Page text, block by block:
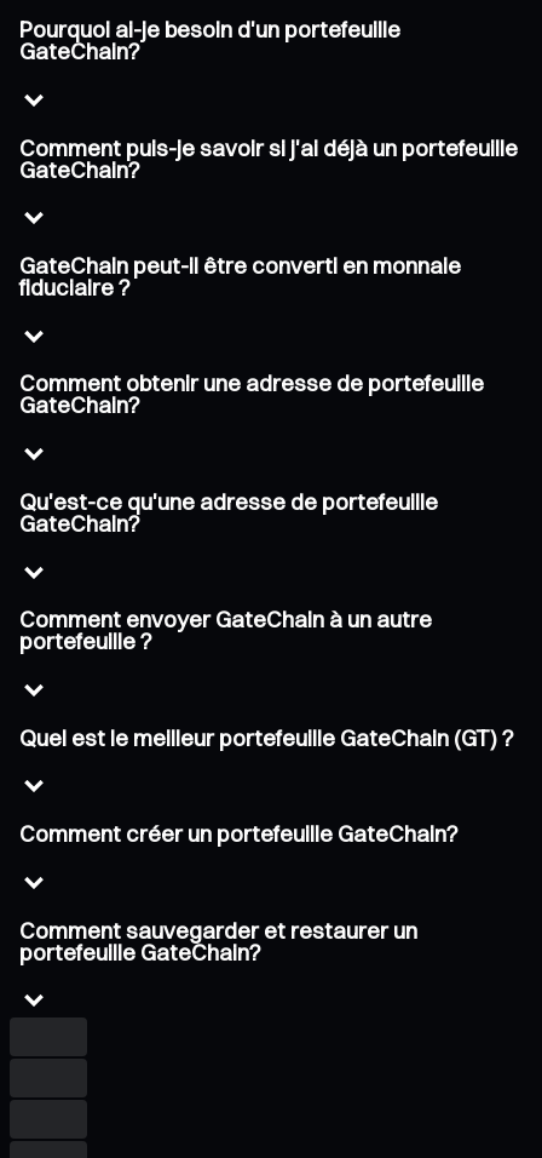
Pourquoi ai-je besoin d'un portefeuille
GateChain?
Comment puis-je savoir si j'ai déjà un portefeuille
GateChain?
GateChain peut-il être converti en monnaie
fiduciaire ?
Comment obtenir une adresse de portefeuille
GateChain?
Qu'est-ce qu'une adresse de portefeuille
GateChain?
Comment envoyer GateChain à un autre
portefeuille ?
Quel est le meilleur portefeuille GateChain (GT) ?
Comment créer un portefeuille GateChain?
Comment sauvegarder et restaurer un
portefeuille GateChain?